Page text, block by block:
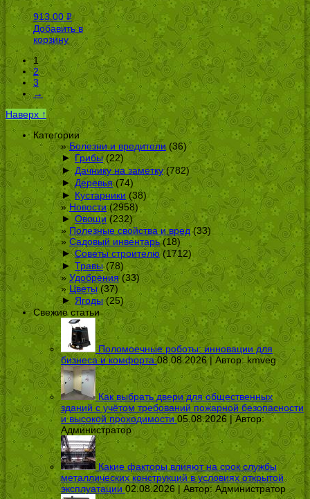
913.00Р
УБ.
Добавить в
корзину
1
2
3
→
Наверх ↑
Категории
Болезни и вредители(36)
► Грибы(22)
► Дачнику на заметку(782)
► Деревья(74)
► Кустарники(38)
Новости(2958)
► Овощи(232)
Полезные свойства и вред(33)
Садовый инвентарь(18)
► Советы строителю(1712)
► Травы(78)
Удобрения(33)
Цветы(37)
► Ягоды(25)
Свежие статьи
Поломоечные роботы: инновации для
бизнеса и комфорта 08.08.2026 | Автор:kmveg
Как выбрать двери для общественных
зданий с учётом требований пожарной безопасности
и высокой проходимости 05.08.2026 | Автор:
Администратор
Какие факторы влияют на срок службы
металлических конструкций в условиях открытой
эксплуатации 02.08.2026 | Автор: Администратор